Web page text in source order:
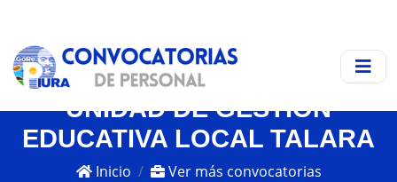
UNIDAD DE GESTIÓN
EDUCATIVA LOCAL TALARA
Inicio Ver más convocatorias